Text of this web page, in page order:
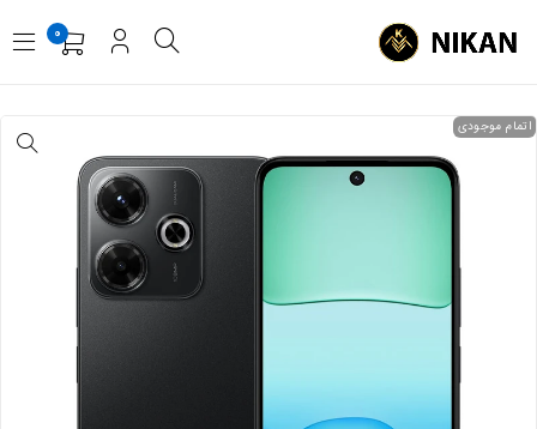
0
اتمام موجودی